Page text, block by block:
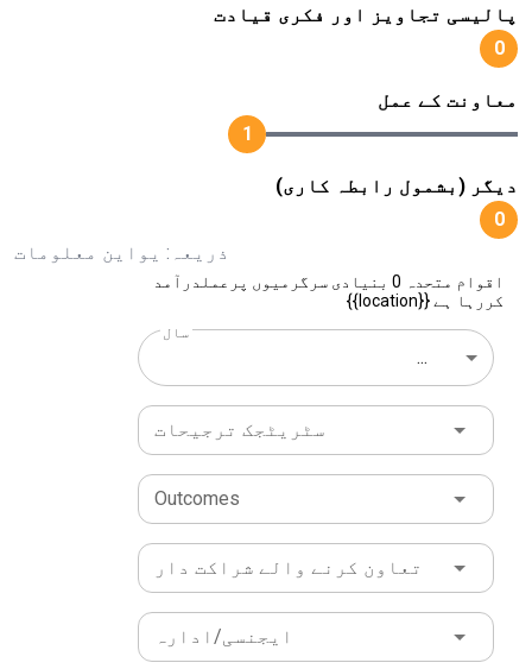
پالیسی تجاویز اور فکری قیادت
0
معاونت کے عمل
1
دیگر (بشمول رابطہ کاری)
0
ذریعہ: یواین معلومات
اقوام متحدہ 0 بنیادی سرگرمیوں پرعملدرآمد
کررہا ہے {{location}}
سال
...
سٹریٹجک ترجیحات
Outcomes
تعاون کرنے والے شراکت دار
ایجنسی/ادارہ